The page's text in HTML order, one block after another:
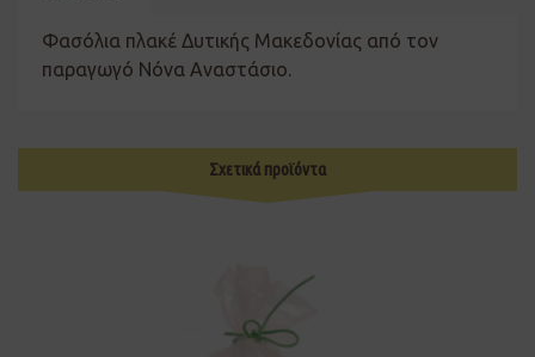
Φασόλια πλακέ Δυτικής Μακεδονίας από τον
παραγωγό Νόνα Αναστάσιο.
Σχετικά προϊόντα